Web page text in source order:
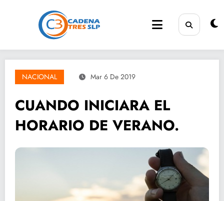
NACIONAL Mar 6 De 2019
CUANDO INICIARA EL
HORARIO DE VERANO.